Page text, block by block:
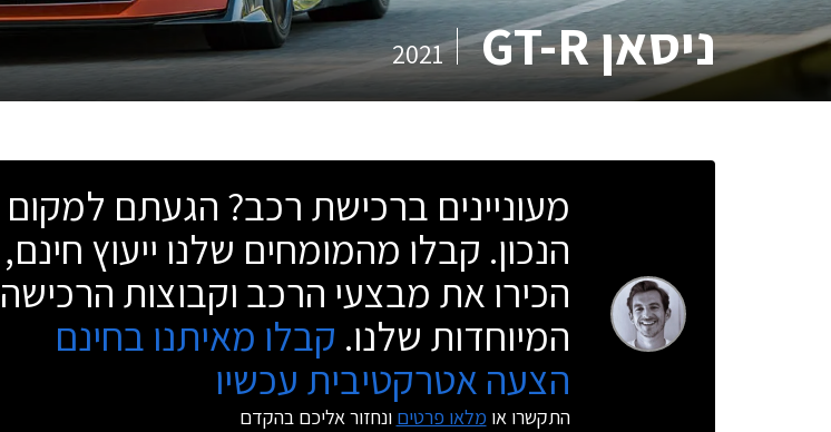
ניסאן GT-R 2021
מעוניינים ברכישת רכב? הגעתם למקום
הנכון. קבלו מהמומחים שלנו ייעוץ חינם,
הכירו את מבצעי הרכב וקבוצות הרכישה
המיוחדות שלנו. קבלו מאיתנו בחינם
הצעה אטרקטיבית עכשיו
התקשרו או מלאו פרטים ונחזור אליכם בהקדם